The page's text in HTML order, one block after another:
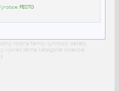
FESTO
rodina family symboly detaily
výkres téma kategorie kolekce